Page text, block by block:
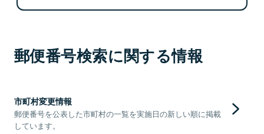
郵便番号検索に関する情報
市町村変更情報
郵便番号を公表した市町村の一覧を実施日の新しい順に掲載
しています。